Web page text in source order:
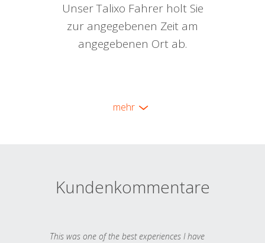
Unser Talixo Fahrer holt Sie
zur angegebenen Zeit am
angegebenen Ort ab.
mehr
Kundenkommentare
This was one of the best experiences I have